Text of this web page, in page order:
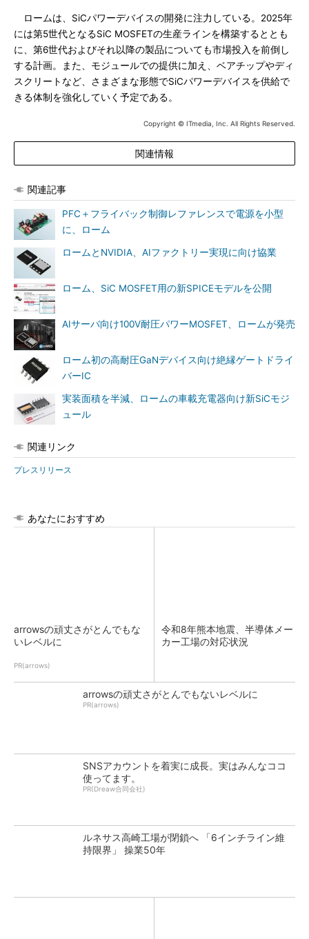
ロームは、SiCパワーデバイスの開発に注力している。2025年
には第5世代となるSiC MOSFETの生産ラインを構築するととも
に、第6世代およびそれ以降の製品についても市場投入を前倒し
する計画。また、モジュールでの提供に加え、ベアチップやディ
スクリートなど、さまざまな形態でSiCパワーデバイスを供給で
きる体制を強化していく予定である。
Copyright © ITmedia, Inc. All Rights Reserved.
関連情報
関連記事
PFC＋フライバック制御レファレンスで電源を小型
に、ローム
ロームとNVIDIA、AIファクトリー実現に向け協業
ローム、SiC MOSFET用の新SPICEモデルを公開
AIサーバ向け100V耐圧パワーMOSFET、ロームが発売
ローム初の高耐圧GaNデバイス向け絶縁ゲートドライ
バーIC
実装面積を半減、ロームの車載充電器向け新SiCモジ
ュール
関連リンク
プレスリリース
あなたにおすすめ
arrowsの頑丈さがとんでもな
いレベルに
PR(arrows)
令和8年熊本地震、半導体メー
カー工場の対応状況
arrowsの頑丈さがとんでもないレベルに
PR(arrows)
SNSアカウントを着実に成長。実はみんなココ
使ってます。
PR(Dreaw合同会社)
ルネサス高崎工場が閉鎖へ 「6インチライン維
持限界」 操業50年